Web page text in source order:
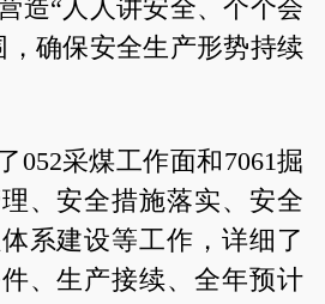
造“人人讲安全、个个会
，确保安全生产形势持续
052采煤工作面和7061掘
、安全措施落实、安全
系建设等工作，详细了
、生产接续、全年预计